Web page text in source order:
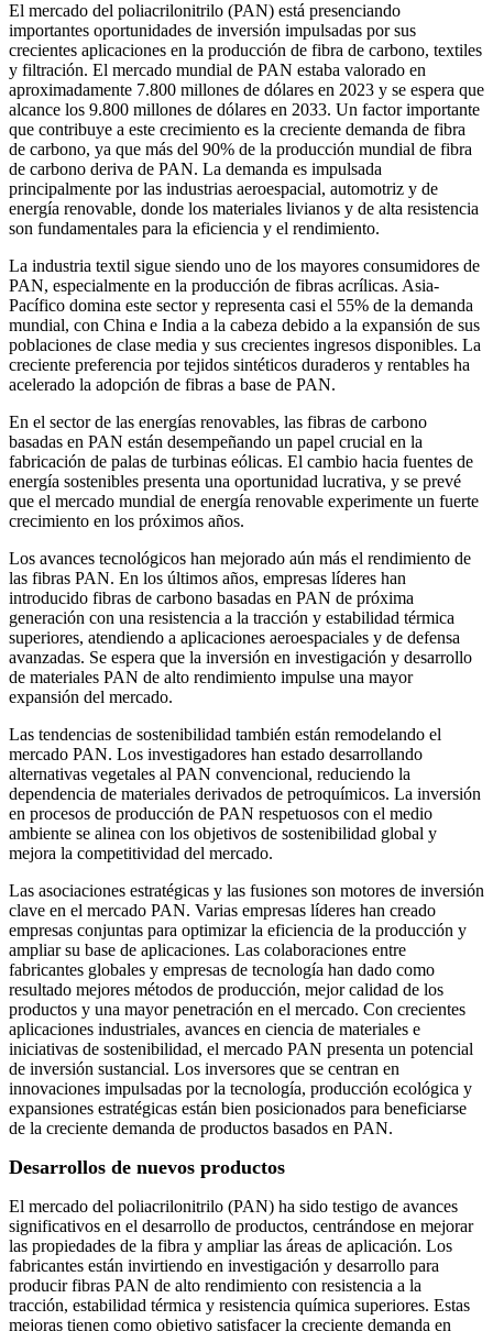
El mercado del poliacrilonitrilo (PAN) está presenciando
importantes oportunidades de inversión impulsadas por sus
crecientes aplicaciones en la producción de fibra de carbono, textiles
y filtración. El mercado mundial de PAN estaba valorado en
aproximadamente 7.800 millones de dólares en 2023 y se espera que
alcance los 9.800 millones de dólares en 2033. Un factor importante
que contribuye a este crecimiento es la creciente demanda de fibra
de carbono, ya que más del 90% de la producción mundial de fibra
de carbono deriva de PAN. La demanda es impulsada
principalmente por las industrias aeroespacial, automotriz y de
energía renovable, donde los materiales livianos y de alta resistencia
son fundamentales para la eficiencia y el rendimiento.
La industria textil sigue siendo uno de los mayores consumidores de
PAN, especialmente en la producción de fibras acrílicas. Asia-
Pacífico domina este sector y representa casi el 55% de la demanda
mundial, con China e India a la cabeza debido a la expansión de sus
poblaciones de clase media y sus crecientes ingresos disponibles. La
creciente preferencia por tejidos sintéticos duraderos y rentables ha
acelerado la adopción de fibras a base de PAN.
En el sector de las energías renovables, las fibras de carbono
basadas en PAN están desempeñando un papel crucial en la
fabricación de palas de turbinas eólicas. El cambio hacia fuentes de
energía sostenibles presenta una oportunidad lucrativa, y se prevé
que el mercado mundial de energía renovable experimente un fuerte
crecimiento en los próximos años.
Los avances tecnológicos han mejorado aún más el rendimiento de
las fibras PAN. En los últimos años, empresas líderes han
introducido fibras de carbono basadas en PAN de próxima
generación con una resistencia a la tracción y estabilidad térmica
superiores, atendiendo a aplicaciones aeroespaciales y de defensa
avanzadas. Se espera que la inversión en investigación y desarrollo
de materiales PAN de alto rendimiento impulse una mayor
expansión del mercado.
Las tendencias de sostenibilidad también están remodelando el
mercado PAN. Los investigadores han estado desarrollando
alternativas vegetales al PAN convencional, reduciendo la
dependencia de materiales derivados de petroquímicos. La inversión
en procesos de producción de PAN respetuosos con el medio
ambiente se alinea con los objetivos de sostenibilidad global y
mejora la competitividad del mercado.
Las asociaciones estratégicas y las fusiones son motores de inversión
clave en el mercado PAN. Varias empresas líderes han creado
empresas conjuntas para optimizar la eficiencia de la producción y
ampliar su base de aplicaciones. Las colaboraciones entre
fabricantes globales y empresas de tecnología han dado como
resultado mejores métodos de producción, mejor calidad de los
productos y una mayor penetración en el mercado. Con crecientes
aplicaciones industriales, avances en ciencia de materiales e
iniciativas de sostenibilidad, el mercado PAN presenta un potencial
de inversión sustancial. Los inversores que se centran en
innovaciones impulsadas por la tecnología, producción ecológica y
expansiones estratégicas están bien posicionados para beneficiarse
de la creciente demanda de productos basados ​​en PAN.
Desarrollos de nuevos productos
El mercado del poliacrilonitrilo (PAN) ha sido testigo de avances
significativos en el desarrollo de productos, centrándose en mejorar
las propiedades de la fibra y ampliar las áreas de aplicación. Los
fabricantes están invirtiendo en investigación y desarrollo para
producir fibras PAN de alto rendimiento con resistencia a la
tracción, estabilidad térmica y resistencia química superiores. Estas
mejoras tienen como objetivo satisfacer la creciente demanda en